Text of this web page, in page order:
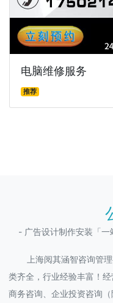
电脑维修服务
推荐
- 广告设计制作安装「
上海阅其涵智咨询管
类齐全，行业经验丰富！
商务咨询、企业投资咨询